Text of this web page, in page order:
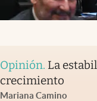
Opinión. La
crecimiento
Mariana Camino